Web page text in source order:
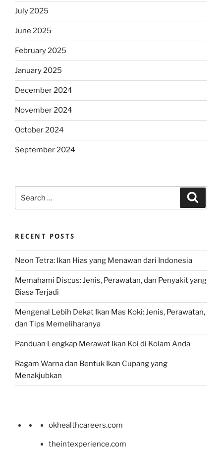
July 2025
June 2025
February 2025
January 2025
December 2024
November 2024
October 2024
September 2024
for:
RECENT POSTS
Neon Tetra: Ikan Hias yang Menawan dari Indonesia
Memahami Discus: Jenis, Perawatan, dan Penyakit yang
Biasa Terjadi
Mengenal Lebih Dekat Ikan Mas Koki: Jenis, Perawatan,
dan Tips Memeliharanya
Panduan Lengkap Merawat Ikan Koi di Kolam Anda
Ragam Warna dan Bentuk Ikan Cupang yang
Menakjubkan
okhealthcareers.com
theintexperience.com